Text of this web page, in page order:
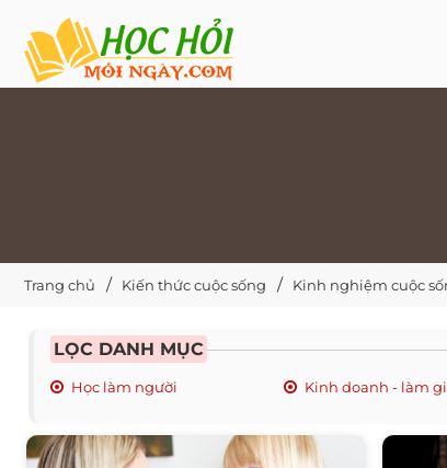
Trang chủ Kiến thức cuộc sống Kinh nghiệm cuộc
LỌC DANH MỤC
Học làm người Kinh doanh - làm